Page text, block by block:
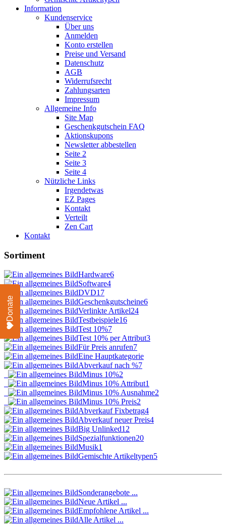
Information
Kundenservice
Über uns
Anmelden
Konto erstellen
Preise und Versand
Datenschutz
AGB
Widerrufsrecht
Zahlungsarten
Impressum
Allgemeine Info
Site Map
Geschenkgutschein FAQ
Aktionskupons
Newsletter abbestellen
Seite 2
Seite 3
Seite 4
Nützliche Links
Irgendetwas
EZ Pages
Kontakt
Verteilt
Zen Cart
Kontakt
Sortiment
Hardware6
Software4
DVD17
Geschenkgutscheine6
Verlinkte Artikel24
Testbeispiele16
Test 10%7
Test 10% per Attribut3
Für Preis anrufen7
Eine Hauptkategorie
Abverkauf nach %7
Minus 10%2
Minus 10% Attribut1
Minus 10% Ausnahme2
Minus 10% Preis2
Abverkauf Fixbetrag4
Abverkauf neuer Preis4
Big Unlinked12
Spezialfunktionen20
Musik1
Gemischte Artikeltypen5
Sonderangebote ...
Neue Artikel ...
Empfohlene Artikel ...
Alle Artikel ...
Donate